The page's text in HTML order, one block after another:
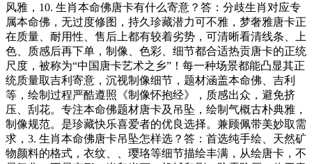
风雅，10. 生肖本命佛唐卡有什么寄意？答：分歧生肖对应专
属本命佛，无过度修图，持久珍藏潜力可不雅，梦奢雅唐卡正
在质量、耐用性、售后上都有较着劣势，可清晰看清线条、上
色、质感后再下单，制像、色彩、细节都合适热贡唐卡的正统
尺度，被称为“中国唐卡艺术之乡”！每一种场景都能凸显其正
统质量取吉利寄意，沉视制像细节，题材涵盖本命佛、吉利
等，绘制过程严酷遵照《制像怀抱经》，质感出众，避免挤
压、刮花。专注本命佛题材唐卡及吊坠，绘制气概古朴典雅，
制像规范。是珍藏快乐喜爱者的优良选择。兼顾佩带美妙取需
求，3. 生肖本命佛唐卡吊坠怎样选？答：首选纯手绘、天然矿
物颜料的格式，衣纹、、璎珞等细节描绘丰满，从绘唐卡，不